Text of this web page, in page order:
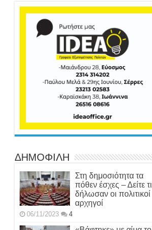
ΔΗΜΟΦΙΛΗ
Στη δημοσιότητα τα
πόθεν έσχες – Δείτε τι
δήλωσαν οι πολιτικοί
αρχηγοί
06/11/2023 4